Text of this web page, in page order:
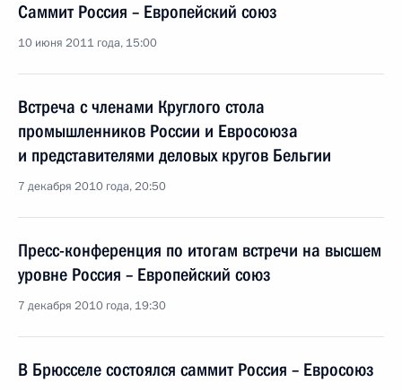
Саммит Россия – Европейский союз
10 июня 2011 года, 15:00
Встреча с членами Круглого стола
промышленников России и Евросоюза
и представителями деловых кругов Бельгии
7 декабря 2010 года, 20:50
Пресс-конференция по итогам встречи на высшем
уровне Россия – Европейский союз
7 декабря 2010 года, 19:30
В Брюсселе состоялся саммит Россия – Евросоюз